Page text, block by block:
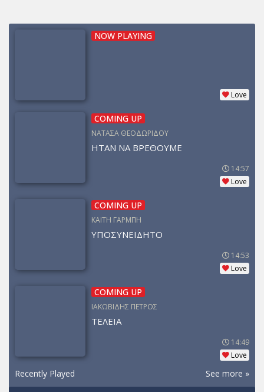
NOW PLAYING
Love
COMING UP
ΝΑΤΑΣΑ ΘΕΟΔΩΡΙΔΟΥ
ΗΤΑΝ ΝΑ ΒΡΕΘΟΥΜΕ
14:57
Love
COMING UP
ΚΑΙΤΗ ΓΑΡΜΠΗ
ΥΠΟΣΥΝΕΙΔΗΤΟ
14:53
Love
COMING UP
ΙΑΚΩΒΙΔΗΣ ΠΕΤΡΟΣ
ΤΕΛΕΙΑ
14:49
Love
Recently Played See more »